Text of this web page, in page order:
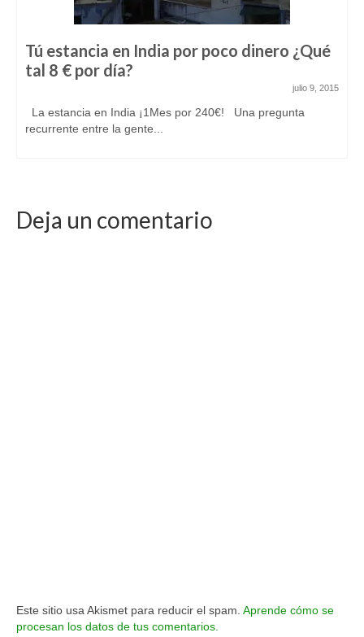
Tú estancia en India por poco dinero ¿Qué
tal 8 € por día?
julio 9, 2015
La estancia en India ¡1Mes por 240€! Una pregunta
recurrente entre la gente...
Deja un comentario
Este sitio usa Akismet para reducir el spam. Aprende cómo se
procesan los datos de tus comentarios.